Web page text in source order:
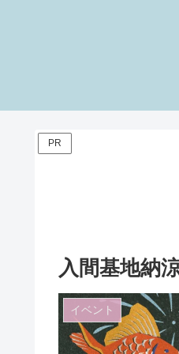
PR
入間基地納
イベント